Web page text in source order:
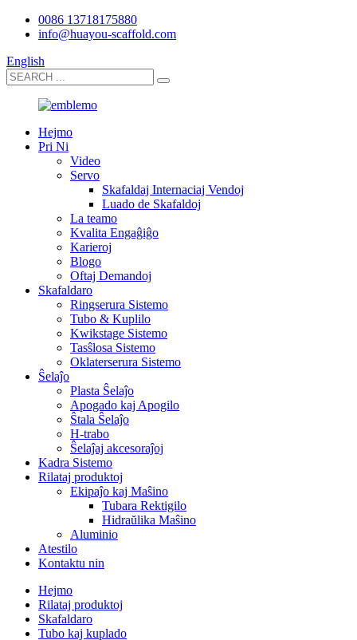
0086 13718175880
info@huayou-scaffold.com
English
Hejmo
Pri Ni
Video
Servo
Skafaldaj Internaciaj Vendoj
Luado de Skafaldoj
La teamo
Kvalita Engaĝiĝo
Karieroj
Blogo
Oftaj Demandoj
Skafaldaro
Ringserura Sistemo
Tubo & Kuplilo
Kwikstage Sistemo
Tasŝlosa Sistemo
Oklaterserura Sistemo
Ŝelaĵo
Plasta Ŝelaĵo
Apogado kaj Apogilo
Ŝtala Ŝelaĵo
H-trabo
Ŝelaĵaj akcesoraĵoj
Kadra Sistemo
Rilataj produktoj
Ekipaĵo kaj Maŝino
Tubara Rektigilo
Hidraŭlika Maŝino
Aluminio
Atestilo
Kontaktu nin
Hejmo
Rilataj produktoj
Skafaldaro
Tubo kaj kuplado